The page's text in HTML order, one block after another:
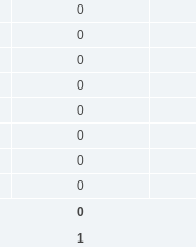
0
0
0
0
0
0
0
0
0
1